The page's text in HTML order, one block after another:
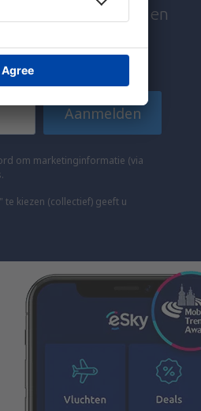
stedentrips en
door reizigers!
Aanmelden
om marketinginformatie (via
kiezen (collectief) geeft u